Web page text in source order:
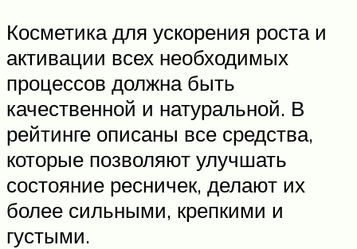
Косметика для ускорения роста и
активации всех необходимых
процессов должна быть
качественной и натуральной. В
рейтинге описаны все средства,
которые позволяют улучшать
состояние ресничек, делают их
более сильными, крепкими и
густыми.